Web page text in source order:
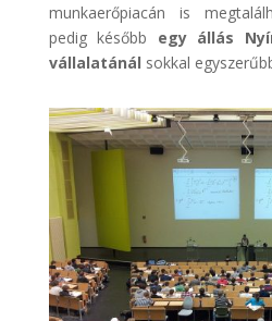
munkaerőpiacán is
pedig később
egy állás
vállalatánál sokkal